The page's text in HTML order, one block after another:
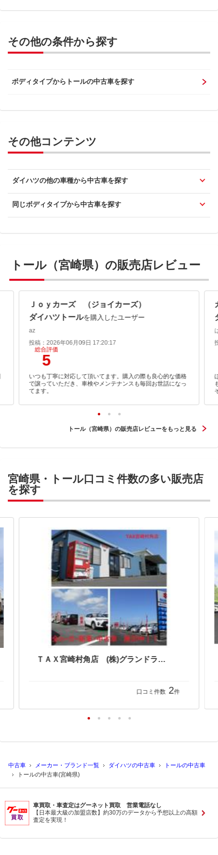
その他の条件から探す
ボディタイプからトールの中古車を探す
その他コンテンツ
ダイハツの他の車種から中古車を探す
同じボディタイプから中古車を探す
トール（宮崎県）の販売店レビュー
Ｊｏｙカーズ （ジョイカーズ）
ダイハツトールを購入したユーザー
az
投稿：2026年06月09日 17:20:17
総合評価
5
いつも丁寧に対応して頂いてます。購入の際も良心的な価格
で譲っていただき、車検やメンテナンスも毎回お世話になっ
てます。
トール（宮崎県）の販売店レビューをもっと見る
宮崎県・トール口コミ件数の多い販売店
を探す
ＴＡＸ宮崎村角店 (株)グランドライン
口コミ件数 2件
中古車 メーカー・ブランド一覧 ダイハツの中古車
トールの中古車
トールの中古車(宮崎県)
車買取・車査定はグーネット買取 営業電話なし
【日本最大級の加盟店数】約30万のデータから予想以上の高額
査定を実現！